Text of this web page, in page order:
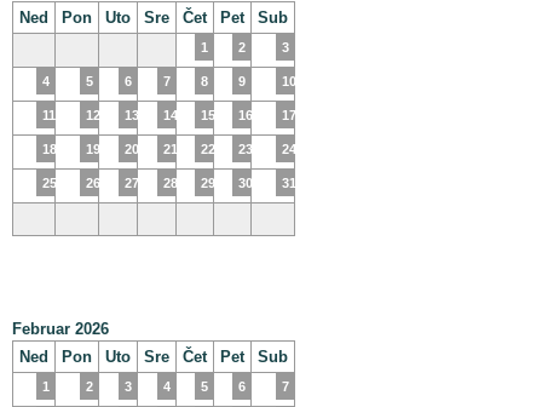
Ned
Pon Uto Sre Čet Pet Sub
1 2 3
4 5 6 7 8 9 10
11 12 13 14 15 16 17
18 19 20 21 22 23 24
25 26 27 28 29 30 31
Februar 2026
Ned
Pon Uto Sre Čet Pet Sub
1 2 3 4 5 6 7